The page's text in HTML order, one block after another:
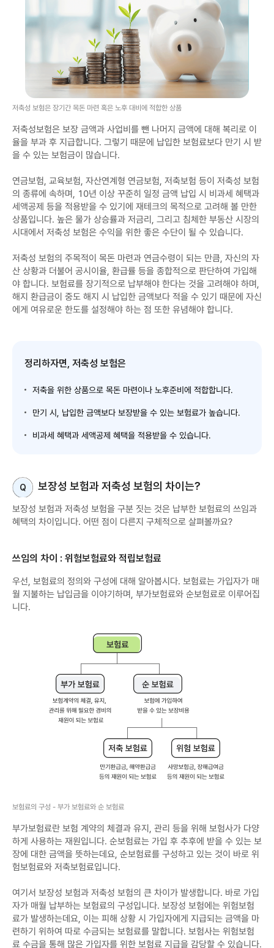
저축성 보험은 장기간 목돈 마련 혹은 노후 대비에 적합한 상품
저축성보험은 보장 금액과 사업비를 뺀 나머지 금액에 대해 복리로 이
율을 부과 후 지급합니다. 그렇기 때문에 납입한 보험료보다 만기 시 받
을 수 있는 보험금이 많습니다.
연금보험, 교육보험, 자산연계형 연금보험, 저축보험 등이 저축성 보험
의 종류에 속하며, 10년 이상 꾸준히 일정 금액 납입 시 비과세 혜택과
세액공제 등을 적용받을 수 있기에 재테크의 목적으로 고려해 볼 만한
상품입니다. 높은 물가 상승률과 저금리, 그리고 침체한 부동산 시장의
시대에서 저축성 보험은 수익을 위한 좋은 수단이 될 수 있습니다.
저축성 보험의 주목적이 목돈 마련과 연금수령이 되는 만큼, 자신의 자
산 상황과 더불어 공시이율, 환급률 등을 종합적으로 판단하여 가입해
야 합니다. 보험료를 장기적으로 납부해야 한다는 것을 고려해야 하며,
해지 환급금이 중도 해지 시 납입한 금액보다 적을 수 있기 때문에 자신
에게 여유로운 한도를 설정해야 하는 점 또한 유념해야 합니다.
정리하자면, 저축성 보험은
저축을 위한 상품으로 목돈 마련이나 노후준비에 적합합니다.
만기 시, 납입한 금액보다 보장받을 수 있는 보험료가 높습니다.
비과세 혜택과 세액공제 혜택을 적용받을 수 있습니다.
Q 보장성 보험과 저축성 보험의 차이는?
보장성 보험과 저축성 보험을 구분 짓는 것은 납부한 보험료의 쓰임과
혜택의 차이입니다. 어떤 점이 다른지 구체적으로 살펴볼까요?
쓰임의 차이 : 위험보험료와 적립보험료
우선, 보험료의 정의와 구성에 대해 알아봅시다. 보험료는 가입자가 매
월 지불하는 납입금을 이야기하며, 부가보험료와 순보험료로 이루어집
니다.
를
해
필
요
한
경
비
원
이
되
는
보
험
료
보험료의 구성 - 부가 보험료와 순 보험료
부가보험료란 보험 계약의 체결과 유지, 관리 등을 위해 보험사가 다양
하게 사용하는 재원입니다. 순보험료는 가입 후 추후에 받을 수 있는 보
장에 대한 금액을 뜻하는데요, 순보험료를 구성하고 있는 것이 바로 위
험보험료와 저축보험료입니다.
여기서 보장성 보험과 저축성 보험의 큰 차이가 발생합니다. 바로 가입
자가 매월 납부하는 보험료의 구성입니다. 보장성 보험에는 위험보험
료가 발생하는데요, 이는 피해 상황 시 가입자에게 지급되는 금액을 마
련하기 위하여 따로 수금되는 보험료를 말합니다. 보험사는 위험보험
료 수금을 통해 많은 가입자를 위한 보험료 지급을 감당할 수 있습니다.